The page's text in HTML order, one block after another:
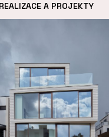
A PROJEKTY